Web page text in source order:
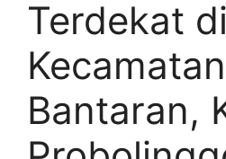
Terdekat di
Kecamatan
Bantaran,